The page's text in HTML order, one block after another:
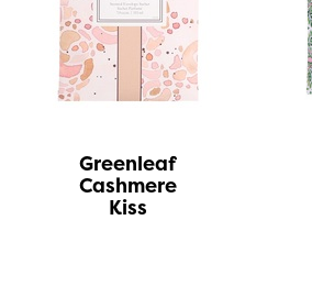
Greenleaf
Cashmere
Kiss